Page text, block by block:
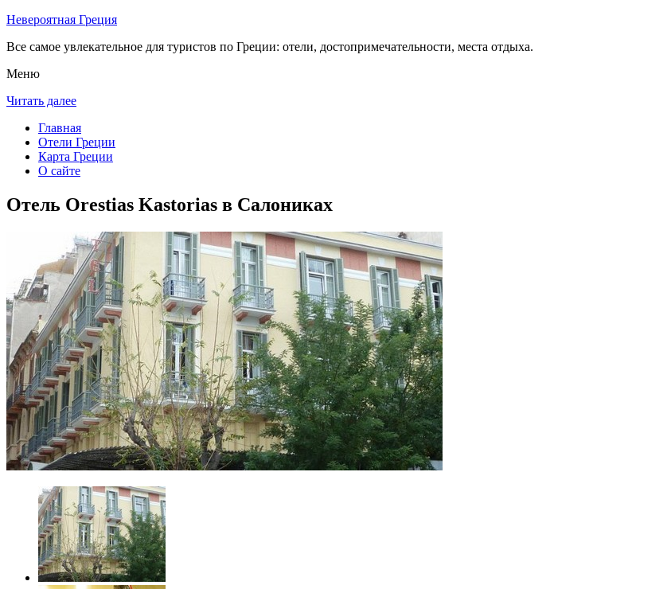
Невероятная Греция
Все самое увлекательное для туристов по Греции: отели, достопримечательности, места отдыха.
Меню
Читать далее
Главная
Отели Греции
Карта Греции
О сайте
Отель Orestias Kastorias в Салониках